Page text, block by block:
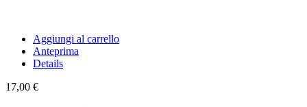
Aggiungi al carrello
Anteprima
Details
17,00 €